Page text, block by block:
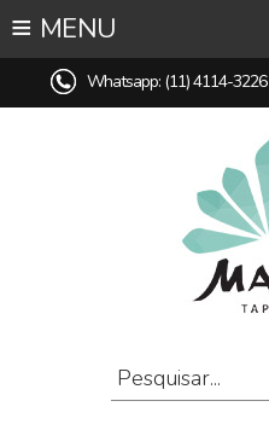
∞ TODOS OS TAPETES
♥ TAPETES SOB MEDIDA
COMPOSIÇÃO
≡ MENU
Whatsapp: (11) 4114-3226